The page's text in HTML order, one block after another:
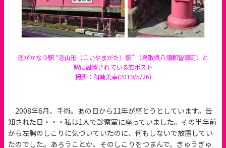
恋がかなう駅 “恋山形（こいやまがた）駅” （鳥取県八頭郡智頭町）と
駅に設置されている恋ポスト
撮影：和崎美幸(2019/5/26)
2008年6月、手術。あの日から11年が経とうとしています。告
知された日・・・私は1人で診察室に座っていました。その半年前
から左胸のしこりに気づいていたのに、何もしないで放置してい
たのでした。あろうことか、そのしこりをつまんで、ぎゅうぎゅ